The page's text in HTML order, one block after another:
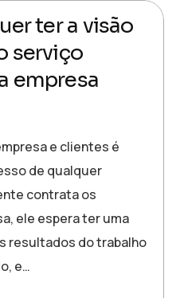
ter a visão
serviço
empresa
e clientes é
de qualquer
contrata os
ele espera ter uma
resultados do trabalho
e…